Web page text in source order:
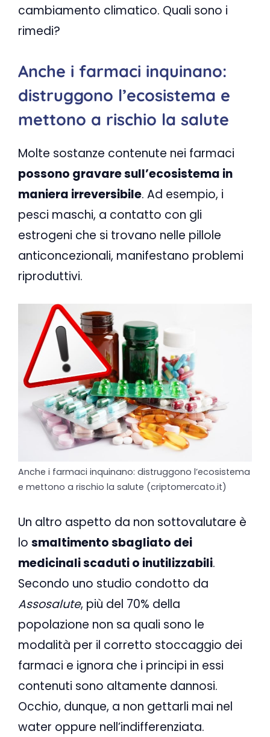
cambiamento climatico. Quali sono i
rimedi?
Anche i farmaci inquinano:
distruggono l’ecosistema e
mettono a rischio la salute
Molte sostanze contenute nei farmaci
possono gravare sull’ecosistema in
maniera irreversibile. Ad esempio, i
pesci maschi, a contatto con gli
estrogeni che si trovano nelle pillole
anticoncezionali, manifestano problemi
riproduttivi.
Anche i farmaci inquinano: distruggono l’ecosistema
e mettono a rischio la salute (criptomercato.it)
Un altro aspetto da non sottovalutare è
lo smaltimento sbagliato dei
medicinali scaduti o inutilizzabili.
Secondo uno studio condotto da
Assosalute, più del 70% della
popolazione non sa quali sono le
modalità per il corretto stoccaggio dei
farmaci e ignora che i principi in essi
contenuti sono altamente dannosi.
Occhio, dunque, a non gettarli mai nel
water oppure nell’indifferenziata.